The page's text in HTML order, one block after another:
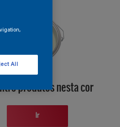
produtos nesta cor
Ir
All